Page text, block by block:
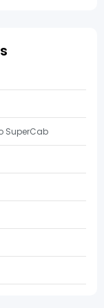
SuperCab